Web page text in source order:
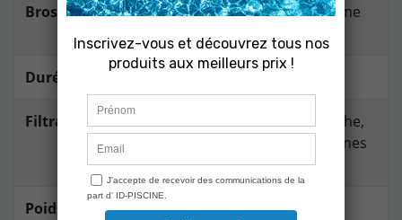
Brossage
Double brossage + troisième
Durée de cycle 1h50 / 2h50 / 3h50
Filtration
Double filtration à cartouche,
fine et ultra fine pour les fines
particules et gros débris
Poids 10 kg